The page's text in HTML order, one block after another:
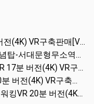
체형세트 + VR콘텐츠포함 + 워킹시뮬레이터}
Walking VR 17분[VR영상촬영제작]
구축판매[VR영상촬영제작]
축판매[VR영상촬영제작]
VR구축판매[VR영상촬영제작]